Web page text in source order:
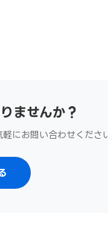
ませんか？
軽にお問い合わせくださ